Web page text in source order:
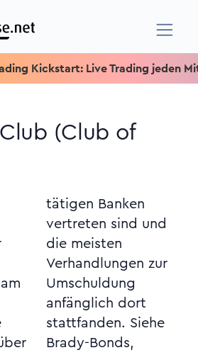
Kickstart: Live Trading jeden
(Club of